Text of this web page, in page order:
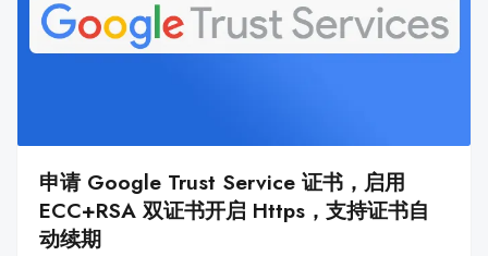
申请 Google Trust Service 证书，启用
ECC+RSA 双证书开启 Https，支持证书自
动续期